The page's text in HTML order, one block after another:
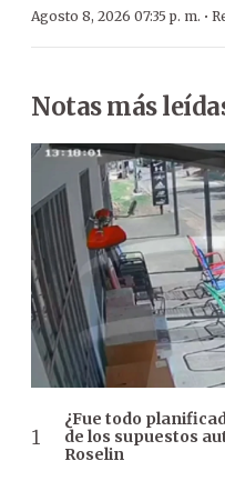
Agosto 8, 2026 07:35 p. m. ·
Notas más
¿Fue todo
de los supuestos
Roselin